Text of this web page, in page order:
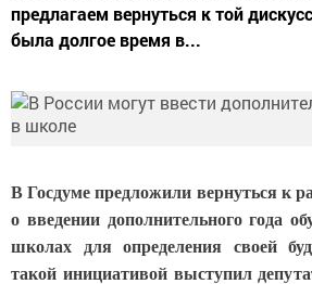
предлагаем вернуться к той
была долгое время в...
В Госдуме предложили вернуться к
о введении дополнительного года
школах для определения своей
такой инициативой выступил